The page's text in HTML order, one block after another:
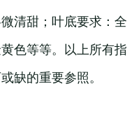
清甜；叶底要求：
色等等。以上所有
缺的重要参照。